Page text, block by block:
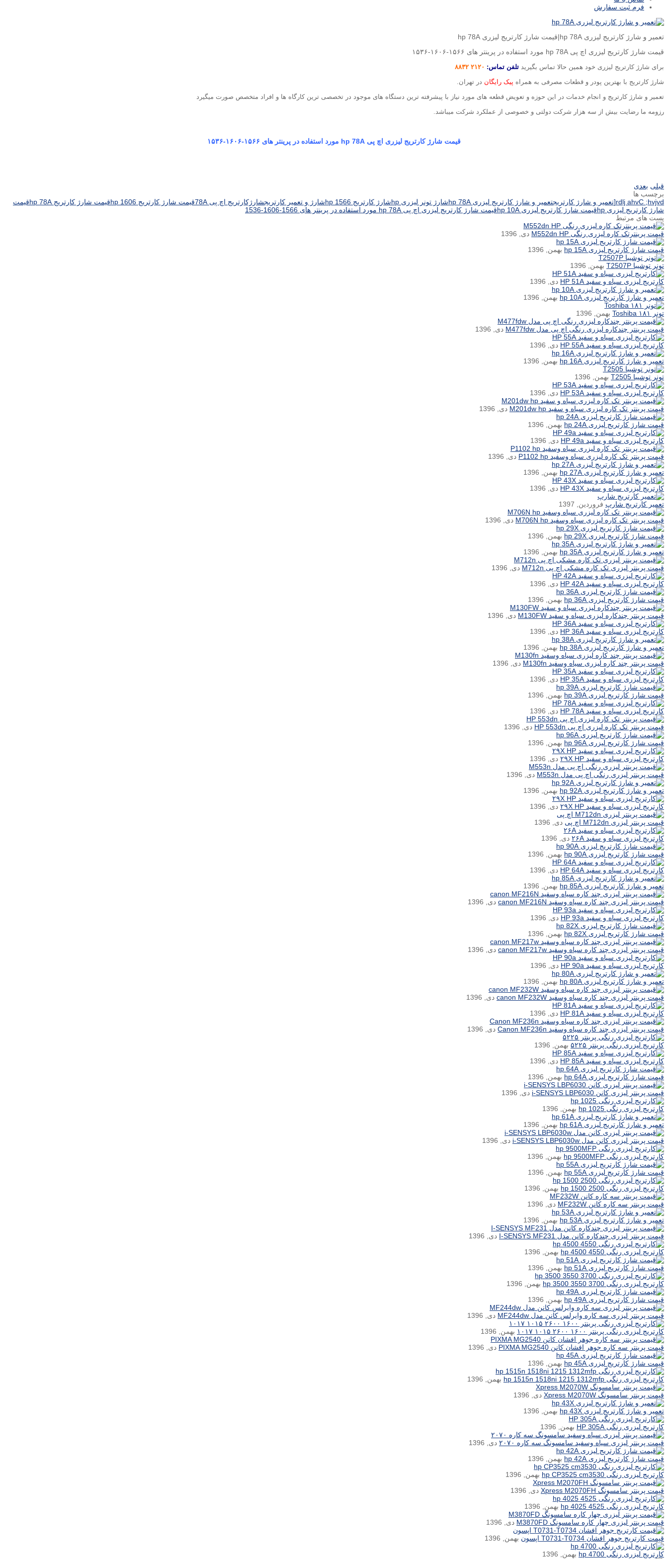
فرم ثبت سفارش
تعمیر و شارژ کارتریج لیزری hp 78A|قیمت شارژ کارتریج لیزری hp 78A
قیمت شارژ کارتریج لیزری اچ پی hp 78A مورد استفاده در پرینتر های ۱۵۶۶-۱۶۰۶-۱۵۳۶
برای شارژ کارتریج لیزری خود همین حالا تماس بگیرید تلفن تماس: ۲۱۲۰ ۸۸۳۲
شارژ کارتریج با بهترین پودر و قطعات مصرفی به همراه پیک رایگان در تهران.
تعمیر و شارژ کارتریج و انجام خدمات در این حوزه و تعویض قطعه های مورد نیاز با پیشرفته ترین دستگاه های موجود در تخصصی ترین کارگاه ها و افراد متخصص صورت میگیرد
رزومه ما رضایت بیش از سه هزار شرکت دولتی و خصوصی از عملکرد شرکت میباشد.
قیمت شارژ کارتریج لیزری اچ پی hp 78A مورد استفاده در پرینتر های ۱۵۶۶-۱۶۰۶-۱۵۳۶
قبلی بعدی
برچسب ها
rdlj ahvC ;hvjvd[ تعمیر و شارژ کارتریجتعمیر و شارژ کارتریج لیزری hp 78A شارژ تونر لیزری hp شارژ کارتریج hp 1566 شارژ و تعمیر کارتریجشارژکارتریج اچ پی 78A قیمت شارژ کارتریج hp 1606 قیمت شارژ کارتریج hp 78A
قیمت
شارژ کارتریج لیزری hp
قیمت شارژ کارتریج لیزری hp 10A
قیمت شارژ کارتریج لیزری اچ پی hp 78A مورد استفاده در پرینتر های 1566-1606-1536
پست های مرتبط
قیمت پرینترتک کاره لیزری رنگی M552dn HP
دی, 1396
قیمت شارژ کارتریج لیزری hp 15A
بهمن, 1396
تونر توشیبا T2507P
بهمن, 1396
کارتریج لیزری سیاه و سفید HP 51A
دی, 1396
تعمیر و شارژ کارتریج لیزری hp 10A
بهمن, 1396
تونر ۱۸۱ Toshiba
بهمن, 1396
قیمت پرینتر چندکاره لیزری رنگی اچ پی مدل M477fdw
دی, 1396
کارتریج لیزری سیاه و سفید HP 55A
دی, 1396
تعمیر و شارژ کارتریج لیزری hp 16A
بهمن, 1396
تونر توشیبا T2505
بهمن, 1396
کارتریج لیزری سیاه و سفید HP 53A
دی, 1396
قیمت پرینتر تک کاره لیزری سیاه و سفید M201dw hp
دی, 1396
قیمت شارژ کارتریج لیزری hp 24A
بهمن, 1396
کارتریج لیزری سیاه و سفید HP 49a
دی, 1396
قیمت پرینتر تک کاره لیزری سیاه وسفید P1102 hp
دی, 1396
تعمیر و شارژ کارتریج لیزری hp 27A
بهمن, 1396
کارتریج لیزری سیاه و سفید HP 43X
دی, 1396
تعمیر کارتریج شارپ فروردین, 1397
قیمت پرینتر تک کاره لیزری سیاه وسفید M706N hp
دی, 1396
قیمت شارژ کارتریج لیزری hp 29X
بهمن, 1396
تعمیر و شارژ کارتریج لیزری hp 35A
بهمن, 1396
قیمت پرینتر لیزری تک کاره مشکی اچ پی M712n
دی, 1396
کارتریج لیزری سیاه و سفید HP 42A
دی, 1396
قیمت شارژ کارتریج لیزری hp 36A
بهمن, 1396
قیمت پرینتر چندکاره لیزری سیاه و سفید M130FW
دی, 1396
کارتریج لیزری سیاه و سفید HP 36A
دی, 1396
تعمیر و شارژ کارتریج لیزری hp 38A
بهمن, 1396
قیمت پرینتر چند کاره لیزری سیاه وسفید M130fn
دی, 1396
کارتریج لیزری سیاه و سفید HP 35A
دی, 1396
قیمت شارژ کارتریج لیزری hp 39A
بهمن, 1396
کارتریج لیزری سیاه و سفید HP 78A
دی, 1396
قیمت پرینتر تک کاره لیزری اچ پی HP 553dn
دی, 1396
قیمت شارژ کارتریج لیزری hp 96A
بهمن, 1396
کارتریج لیزری سیاه و سفید ۲۹X HP
دی, 1396
قیمت پرینتر لیزری رنگی اچ پی مدل M553n
دی, 1396
تعمیر و شارژ کارتریج لیزری hp 92A
بهمن, 1396
کارتریج لیزری سیاه و سفید ۲۹X HP
دی, 1396
قیمت پرینتر لیزری M712dn اچ پی
دی, 1396
کارتریج لیزری سیاه و سفید ۲۶A
دی, 1396
قیمت شارژ کارتریج لیزری hp 90A
بهمن, 1396
کارتریج لیزری سیاه و سفید HP 64A
دی, 1396
تعمیر و شارژ کارتریج لیزری hp 85A
بهمن, 1396
قیمت پرینتر لیزری چند کاره سیاه وسفید canon MF216N
دی, 1396
کارتریج لیزری سیاه و سفید HP 93a
دی, 1396
قیمت شارژ کارتریج لیزری hp 82X
بهمن, 1396
قیمت پرینتر لیزری چند کاره سیاه وسفید canon MF217w
دی, 1396
کارتریج لیزری سیاه و سفید HP 90a
دی, 1396
تعمیر و شارژ کارتریج لیزری hp 80A
بهمن, 1396
قیمت پرینتر لیزری چند کاره سیاه وسفید canon MF232W
دی, 1396
کارتریج لیزری سیاه و سفید HP 81A
دی, 1396
قیمت پرینتر لیزری چند کاره سیاه وسفید Canon MF236n
دی, 1396
کارتریج لیزری رنگی پرینتر ۵۲۲۵
بهمن, 1396
کارتریج لیزری سیاه و سفید HP 85A
دی, 1396
قیمت شارژ کارتریج لیزری hp 64A
بهمن, 1396
قیمت پرینتر لیزری کانن i-SENSYS LBP6030
دی, 1396
کارتریج لیزری رنگی hp 1025
بهمن, 1396
تعمیر و شارژ کارتریج لیزری hp 61A
بهمن, 1396
قیمت پرینتر لیزری کانن مدل i-SENSYS LBP6030w
دی, 1396
کارتریج لیزری رنگی hp 9500MFP
بهمن, 1396
قیمت شارژ کارتریج لیزری hp 55A
بهمن, 1396
کارتریج لیزری رنگی hp 1500 2500
بهمن, 1396
قیمت پرینتر سه کاره کانن MF232W
دی, 1396
تعمیر و شارژ کارتریج لیزری hp 53A
بهمن, 1396
قیمت پرینتر لیزری چندکاره کانن مدل I-SENSYS MF231
دی, 1396
کارتریج لیزری رنگی hp 4500 4550
بهمن, 1396
قیمت شارژ کارتریج لیزری hp 51A
بهمن, 1396
کارتریج لیزری رنگی hp 3500 3550 3700
بهمن, 1396
قیمت شارژ کارتریج لیزری hp 49A
بهمن, 1396
قیمت پرینتر لیزری سه کاره وایرلس کانن مدل MF244dw
دی, 1396
کارتریج لیزری رنگی پرینتر ۱۶۰۰ ۲۶۰۰ ۱۰۱۵ ۱۰۱۷
بهمن, 1396
قیمت پرینتر سه کاره جوهر افشان کانن PIXMA MG2540
دی, 1396
قیمت شارژ کارتریج لیزری hp 45A
بهمن, 1396
کارتریج لیزری رنگی hp 1515n 1518ni 1215 1312mfp
بهمن, 1396
قیمت پرینتر سامسونگ Xpress M2070W
دی, 1396
تعمیر و شارژ کارتریج لیزری hp 43X
بهمن, 1396
کارتریج لیزری رنگی HP 305A
بهمن, 1396
قیمت پرینتر لیزری سیاه وسفید سامسونگ سه کاره ۲۰۷۰
دی, 1396
قیمت شارژ کارتریج لیزری hp 42A
بهمن, 1396
کارتریج لیزری رنگی hp CP3525 cm3530
بهمن, 1396
قیمت پرینتر سامسونگ Xpress M2070FH
دی, 1396
کارتریج لیزری رنگی hp 4025 4525
بهمن, 1396
قیمت پرینتر لیزری چهار کاره سامسونگ M3870FD
دی, 1396
قیمت کارتریج جوهر افشان T0731-T0734 اپسون
بهمن, 1396
کارتریج لیزری رنگی hp 4700
بهمن, 1396